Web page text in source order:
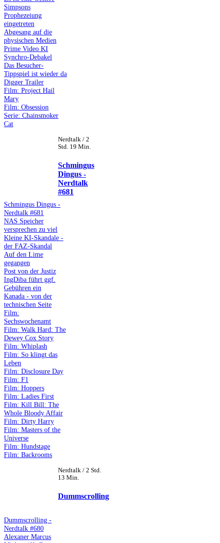
Simpsons
Prophezeiung
eingetreten
Abgesang auf die
physischen Medien
Prime Video KI
Synchro-Debakel
Das Besucher-
Tippspiel ist wieder da
Digger Trailer
Film: Project Hail
Mary
Film: Obsession
Serie: Chainsmoker
Cat
Nerdtalk / 2
Std. 19 Min.
Schmingus
Dingus -
Nerdtalk
#681
Schmingus Dingus -
Nerdtalk #681
NAS Speicher
versprechen zu viel
Kleine KI-Skandale -
der FAZ-Skandal
Auf den Lime
gegangen
Post von der Justiz
IngDiba führt ggf.
Gebühren ein
Kanada - von der
technischen Seite
Film:
Sechswochenamt
Film: Walk Hard: The
Dewey Cox Story
Film: Whiplash
Film: So klingt das
Leben
Film: Disclosure Day
Film: F1
Film: Hoppers
Film: Ladies First
Film: Kill Bill: The
Whole Bloody Affair
Film: Dirty Harry
Film: Masters of the
Universe
Film: Hundstage
Film: Backrooms
Nerdtalk / 2 Std.
13 Min.
Dummscrolling
Dummscrolling -
Nerdtalk #680
Alexaner Marcus